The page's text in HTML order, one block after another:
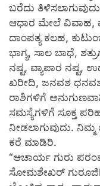
ಬರೆದು
ಆಧಾರ ಮೇಲೆ ವಿವಾಹ,
ದಾಂಪತ್ಯ ಕಲಹ,
ಭಾಗ್ಯ, ಸಾಲ ಬಾಧೆ,
ನಷ್ಟ, ವ್ಯಾಪಾರ ನಷ್ಟ,
ಖರೀದಿ, ಜನವಶ ಧನವಶ,
ರಾಶಿಗಳಿಗೆ
ಸಮಸ್ಯೆಗಳಿಗೆ ಸೂಕ್ತ
ನೀಡಲಾಗುವುದು.
ಕರೆ ಮಾಡಿರಿ.
“ಆಚಾರ್ಯ ಗುರು
ಸೋಮಶೇಖರ್